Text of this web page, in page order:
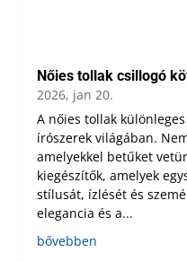
Nőies tollak csillogó
2026, jan 20.
A nőies tollak
írószerek világában.
amelyekkel betűket
kiegészítők, amelyek
stílusát, ízlését és
elegancia és a...
bővebben